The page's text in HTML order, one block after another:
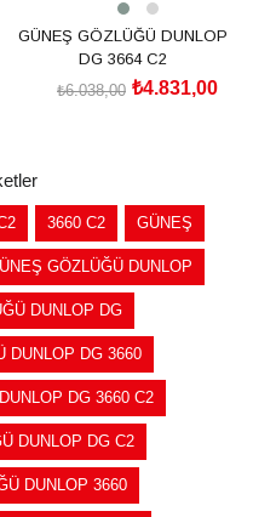
GÜNEŞ GÖZLÜĞÜ DUNLOP
DG 3664 C2
₺4.831,00
₺6.038,00
3660 C2 GÜNEŞ
GÖZLÜĞÜ DUNLOP
DUNLOP DG
DUNLOP DG 3660
DG 3660 C2
DUNLOP DG C2
DUNLOP 3660